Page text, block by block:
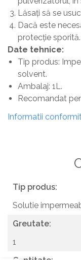
Lăsați să se
Dacă este
protecție sporită.
Date tehnice:
Tip produs:
solvent.
Ambalaj: 1L.
Recomandat
Informatii
Tip produs:
Solutie
Greutate:
1